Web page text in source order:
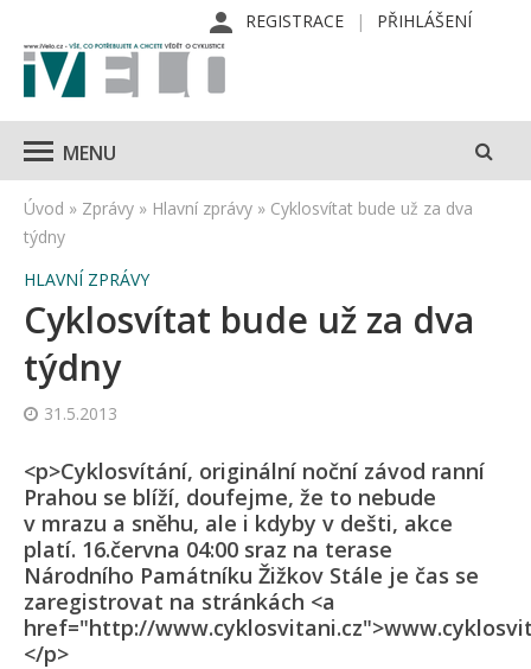
REGISTRACE PŘIHLÁŠENÍ
MENU
Úvod » Zprávy » Hlavní zprávy » Cyklosvítat bude už za dva
týdny
HLAVNÍ ZPRÁVY
Cyklosvítat bude už za dva
týdny
31.5.2013
<p>Cyklosvítání, originální noční závod ranní
Prahou se blíží, doufejme, že to nebude
v mrazu a sněhu, ale i kdyby v dešti, akce
platí. 16.června 04:00 sraz na terase
Národního Památníku Žižkov Stále je čas se
zaregistrovat na stránkách <a
href="http://
</p>